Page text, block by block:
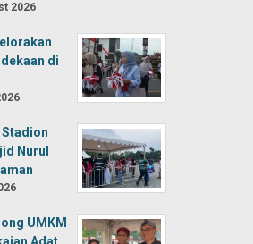
2026
di
Nurul
UMKM